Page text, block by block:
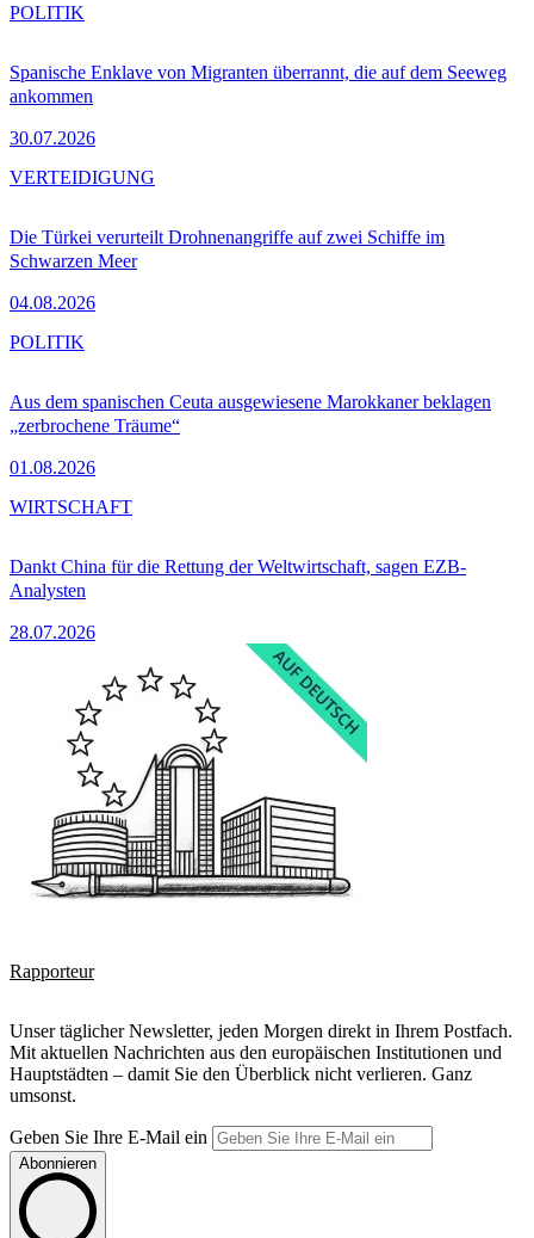
Spanische Enklave von Migranten überrannt, die auf dem Seeweg
ankommen
30.07.2026
POLITIK
Die Türkei verurteilt Drohnenangriffe auf zwei Schiffe im
Schwarzen Meer
04.08.2026
VERTEIDIGUNG
Aus dem spanischen Ceuta ausgewiesene Marokkaner beklagen
„zerbrochene Träume“
01.08.2026
POLITIK
Dankt China für die Rettung der Weltwirtschaft, sagen EZB-
Analysten
28.07.2026
WIRTSCHAFT
Rapporteur
Unser täglicher Newsletter, jeden Morgen direkt in Ihrem Postfach.
Mit aktuellen Nachrichten aus den europäischen Institutionen und
Hauptstädten – damit Sie den Überblick nicht verlieren. Ganz
umsonst.
Geben Sie Ihre E-Mail ein
Abonnieren